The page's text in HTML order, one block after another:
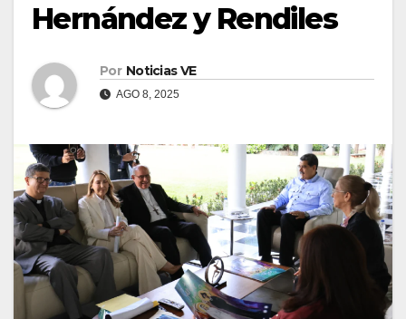
Hernández y Rendiles
Por Noticias VE
AGO 8, 2025